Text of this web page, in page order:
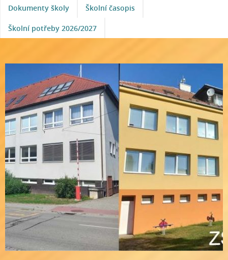
Dokumenty školy Školní časopis
Školní potřeby 2026/2027